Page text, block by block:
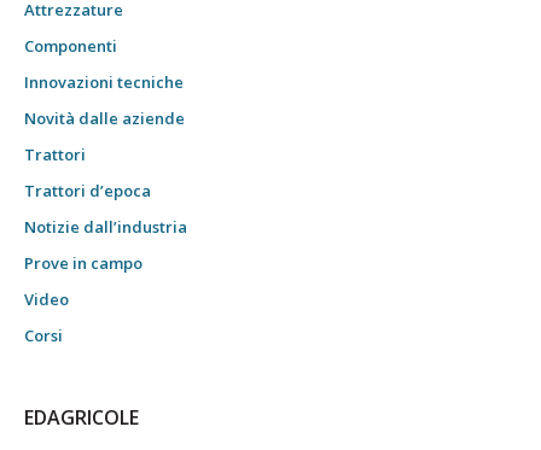
Attrezzature
Componenti
Innovazioni tecniche
Novità dalle aziende
Trattori
Trattori d’epoca
Notizie dall’industria
Prove in campo
Video
Corsi
EDAGRICOLE